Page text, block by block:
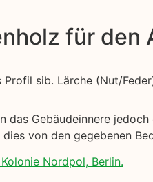
für den
das Gebäudeinnere
von den gegebenen
Nordpol, Berlin.